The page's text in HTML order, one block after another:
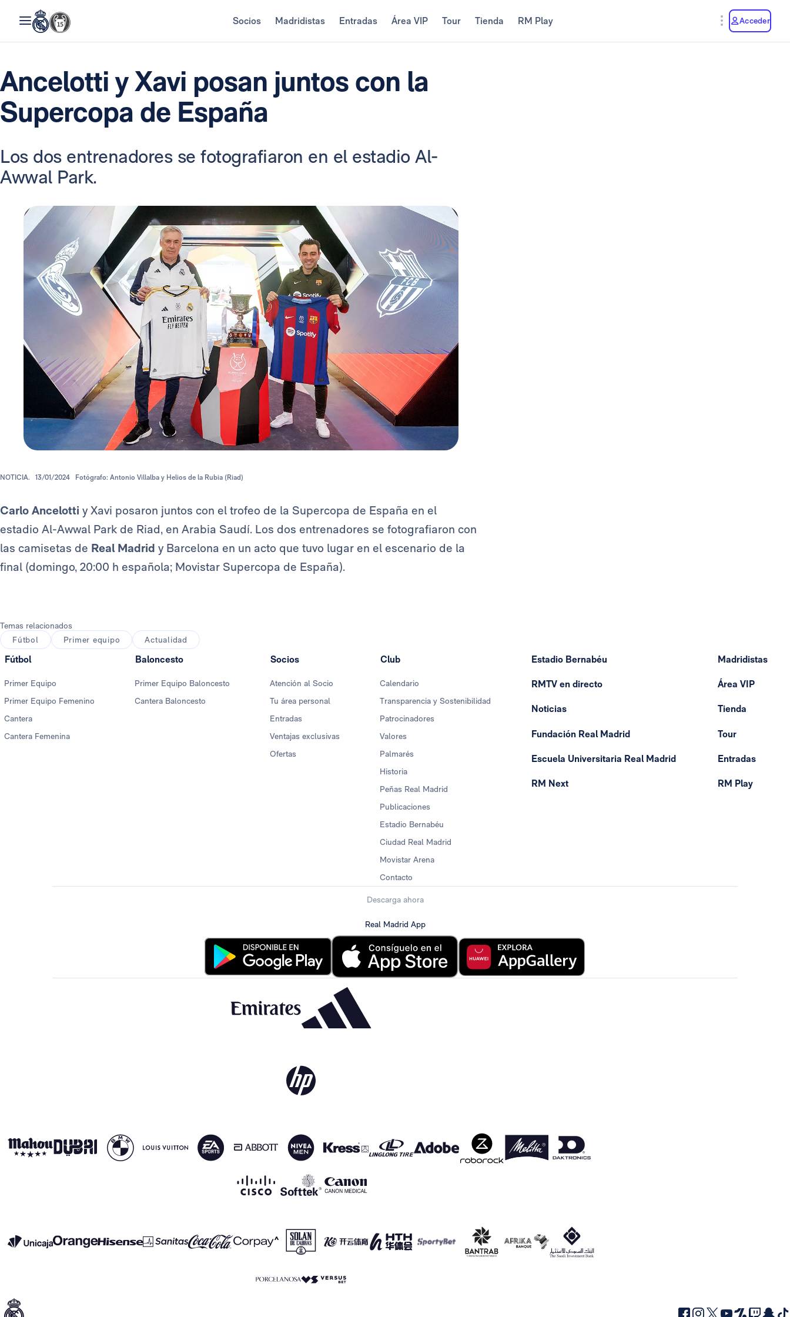
Socios Madridistas Entradas Área VIP Tour Tienda RM Play Acceder
Ancelotti y Xavi posan juntos con la
Supercopa de España
Los dos entrenadores se fotografiaron en el estadio Al-
Awwal Park.
NOTICIA. 13/01/2024 Fotógrafo: Antonio Villalba y Helios de la Rubia (Riad)
Carlo Ancelotti y Xavi posaron juntos con el trofeo de la Supercopa de España en el
estadio Al-Awwal Park de Riad, en Arabia Saudí. Los dos entrenadores se fotografiaron con
las camisetas de Real Madrid y Barcelona en un acto que tuvo lugar en el escenario de la
final (domingo, 20:00 h española; Movistar Supercopa de España).
Temas relacionados
Fútbol
Primer equipo Actualidad
Fútbol
Primer Equipo
Primer Equipo Femenino
Cantera
Cantera Femenina
Baloncesto
Primer Equipo Baloncesto
Cantera Baloncesto
Socios
Atención al Socio
Tu área personal
Entradas
Ventajas exclusivas
Ofertas
Club
Calendario
Transparencia y Sostenibilidad
Patrocinadores
Valores
Palmarés
Historia
Peñas Real Madrid
Publicaciones
Estadio Bernabéu
Ciudad Real Madrid
Movistar Arena
Contacto
Estadio Bernabéu
RMTV en directo
Noticias
Fundación Real Madrid
Escuela Universitaria Real Madrid
RM Next
Madridistas
Área VIP
Tienda
Tour
Entradas
RM Play
Descarga ahora
Real Madrid App